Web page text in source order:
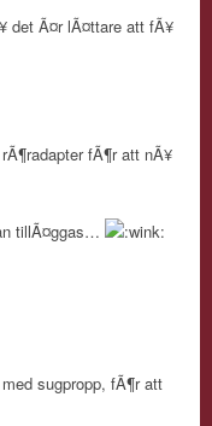
det Ã¤r lÃ¤ttare att fÃ¥
fÃ¶r att nÃ¥
tillÃ¤ggas…
sugpropp, fÃ¶r att